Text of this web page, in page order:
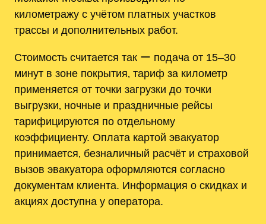
километражу с учётом платных участков
трассы и дополнительных работ.
Стоимость считается так ー подача от 15–30
минут в зоне покрытия‚ тариф за километр
применяется от точки загрузки до точки
выгрузки‚ ночные и праздничные рейсы
тарифицируются по отдельному
коэффициенту. Оплата картой эвакуатор
принимается‚ безналичный расчёт и страховой
вызов эвакуатора оформляются согласно
документам клиента. Информация о скидках и
акциях доступна у оператора.